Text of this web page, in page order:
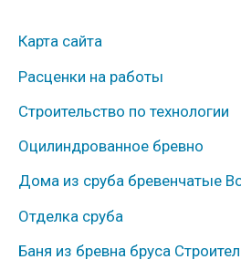
б
р
и
к
и
Карта сайта
Расценки на работы
Строительство по технологии
Оцилиндрованное бревно
Дома из сруба бревенчатые
Отделка сруба
Баня из бревна бруса